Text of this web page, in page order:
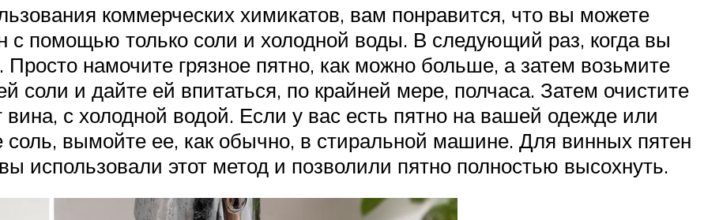
коммерческих химикатов, вам понравится, что вы можете
с помощью только соли и холодной воды. В следующий раз, когда вы
Просто намочите грязное пятно, как можно больше, а затем возьмите
соли и дайте ей впитаться, по крайней мере, полчаса. Затем очистите
вина, с холодной водой. Если у вас есть пятно на вашей одежде или
соль, вымойте ее, как обычно, в стиральной машине. Для винных пятен
использовали этот метод и позволили пятно полностью высохнуть.